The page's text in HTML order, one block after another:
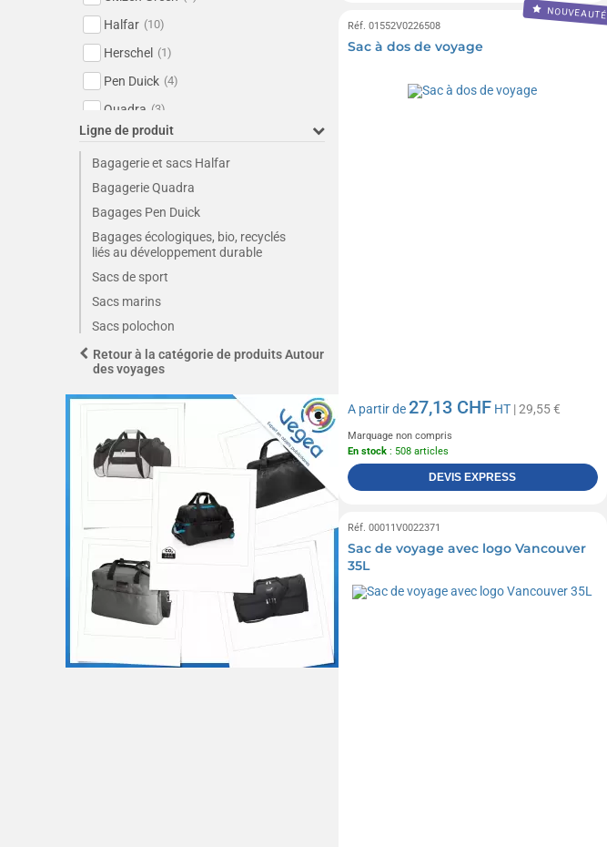
Halfar (10)
Herschel (1)
Pen Duick (4)
Quadra (3)
Sol's (6)
Ligne de produit
Bagagerie et sacs Halfar
Bagagerie Quadra
Bagages Pen Duick
Bagages écologiques, bio, recyclés
liés au développement durable
Sacs de sport
Sacs marins
Sacs polochon
Sacs week-end
Retour à la catégorie de produits Autour
des voyages
NOUVEAUTÉ
Réf. 01552V0226508
Sac à dos de voyage
A partir de27,13 CHF HT | 29,55 €
Marquage non compris
En stock : 508 articles
DEVIS EXPRESS
Réf. 00011V0022371
Sac de voyage avec logo Vancouver
35L